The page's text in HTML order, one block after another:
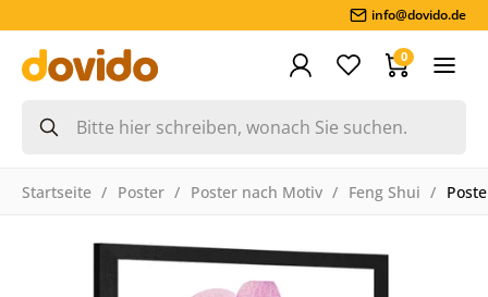
info@dovido.de
0
Startseite Poster Poster nach Motiv Feng Shui